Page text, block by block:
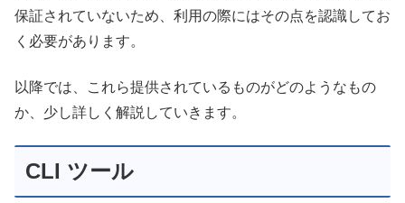
保証されていないため、利用の際にはその点を認識してお
く必要があります。
以降では、これら提供されているものがどのようなもの
か、少し詳しく解説していきます。
CLI ツール